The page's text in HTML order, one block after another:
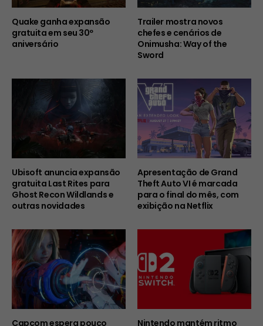
Quake ganha expansão
gratuita em seu 30º
aniversário
Trailer mostra novos
chefes e cenários de
Onimusha: Way of the
Sword
Ubisoft anuncia expansão
gratuita Last Rites para
Ghost Recon Wildlands e
outras novidades
Apresentação de Grand
Theft Auto VI é marcada
para o final do mês, com
exibição na Netflix
Capcom espera pouco Nintendo mantém ritmo